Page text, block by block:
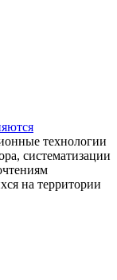
технологии
систематизации
на территории